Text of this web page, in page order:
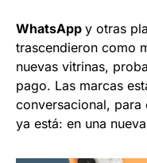
WhatsApp y otras
trascendieron como
nuevas vitrinas,
pago. Las marcas
conversacional,
ya está: en una